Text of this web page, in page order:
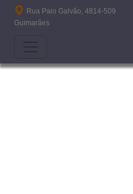
Passar para o conteúdo principal
Rua Paio Galvão, 4814-509
Guimarães